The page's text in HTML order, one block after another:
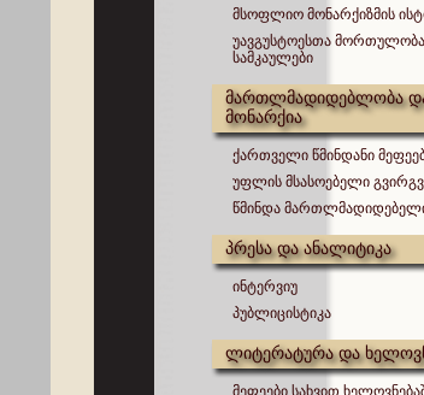
მსოფლიო მონარქიზმის
უავგუსტოესთა
სამკაულები
მართლმადიდებლობა
მონარქია
ქართველი წმინდანი
უფლის მსასოებელი
წმინდა
პრესა და ანალიტიკა
ინტერვიუ
პუბლიცისტიკა
ლიტერატურა და
მეფეები სახვით